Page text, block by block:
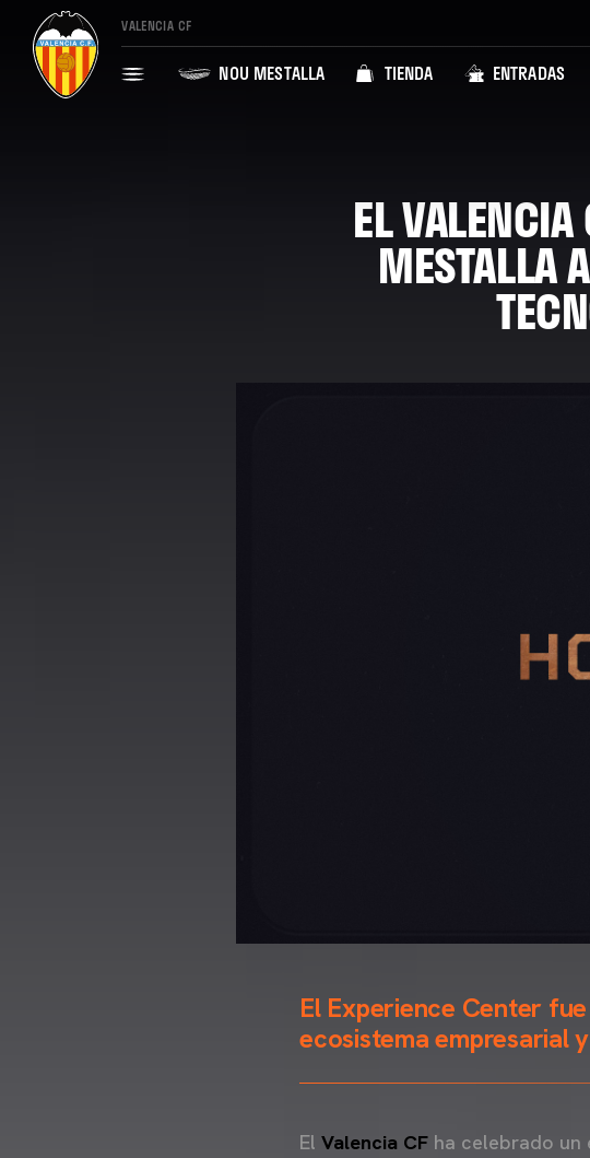
VALENCIA CF
NOU MESTALLA TIENDA ENTRADAS
EL
MESTALLA
El Experience Center
ecosistema empresarial
El Valencia CF ha celebrado un